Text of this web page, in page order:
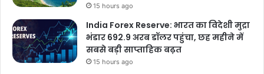
15 hours ago
India Forex Reserve: भारत का विदेशी मुद्रा
भंडार 692.9 अरब डॉलर पहुंचा, छह महीने में
सबसे बड़ी साप्ताहिक बढ़त
15 hours ago